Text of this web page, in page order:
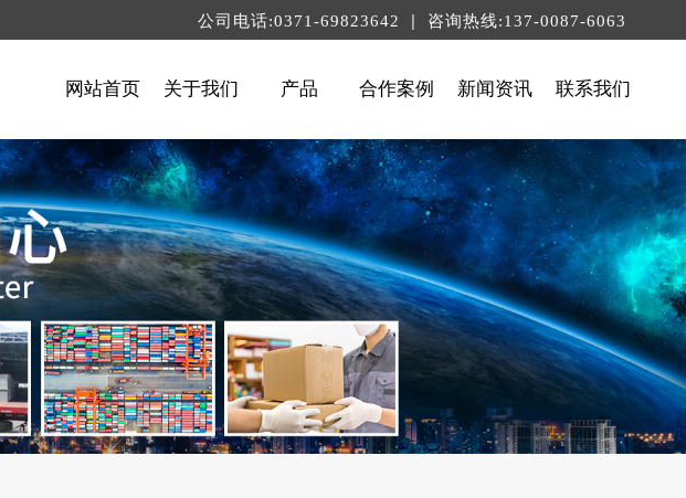
公司电话:0371-69823642 | 咨询热线:137-0087-6063
网站首页 关于我们 产品 合作案例 新闻资讯 联系我们